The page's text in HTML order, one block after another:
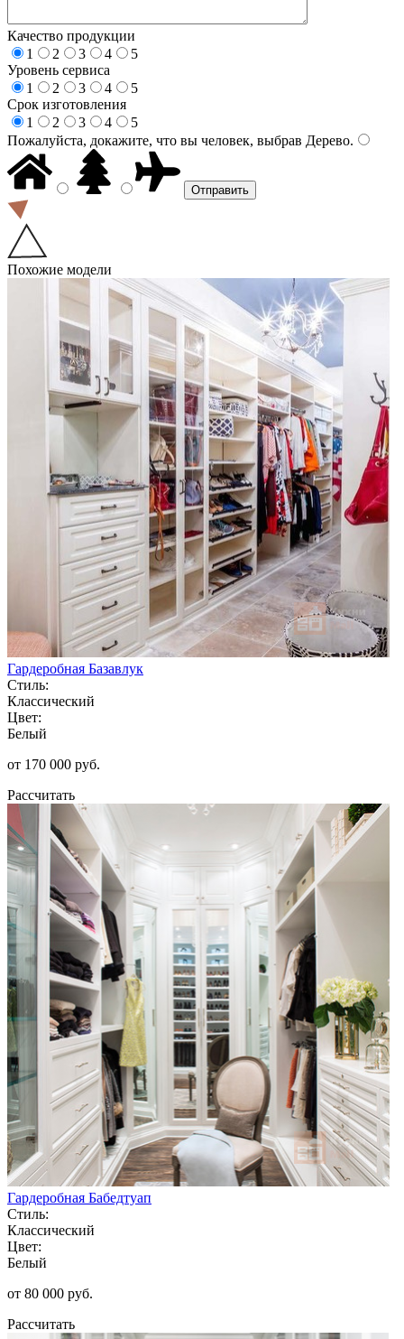
Качество продукции
1
2 3 4
5
Уровень сервиса
1
2 3 4
5
Срок изготовления
1
2 3 4
5
Пожалуйста, докажите, что вы человек, выбрав Дерево.
Похожие модели
Гардеробная Базавлук
Стиль:
Классический
Цвет:
Белый
от 170 000 руб.
Рассчитать
Гардеробная Бабедтуап
Стиль:
Классический
Цвет:
Белый
от 80 000 руб.
Рассчитать